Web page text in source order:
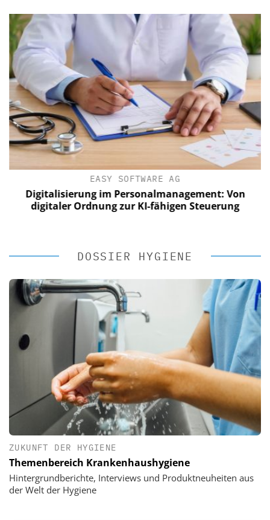
EASY SOFTWARE AG
Digitalisierung im Personalmanagement: Von
digitaler Ordnung zur KI-fähigen Steuerung
DOSSIER HYGIENE
ZUKUNFT DER HYGIENE
Themenbereich Krankenhaushygiene
Hintergrundberichte, Interviews und Produktneuheiten aus
der Welt der Hygiene